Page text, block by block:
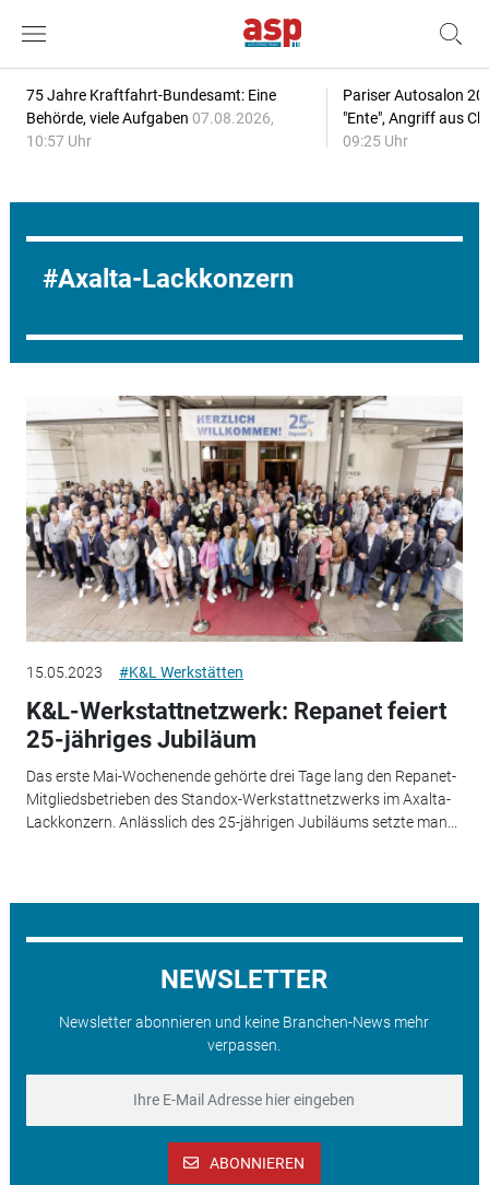
75 Jahre Kraftfahrt-Bundesamt: Eine
Behörde, viele Aufgaben 07.08.2026,
10:57 Uhr
Pariser Autosalon
"Ente", Angriff aus
09:25 Uhr
Axalta-Lackkonzern
15.05.2023 #K&L Werkstätten
K&L-Werkstattnetzwerk: Repanet feiert
25-jähriges Jubiläum
Das erste Mai-Wochenende gehörte drei Tage lang den Repanet-
Mitgliedsbetrieben des Standox-Werkstattnetzwerks im Axalta-
Lackkonzern. Anlässlich des 25-jährigen Jubiläums setzte man...
NEWSLETTER
Newsletter abonnieren und keine Branchen-News mehr
verpassen.
ABONNIEREN